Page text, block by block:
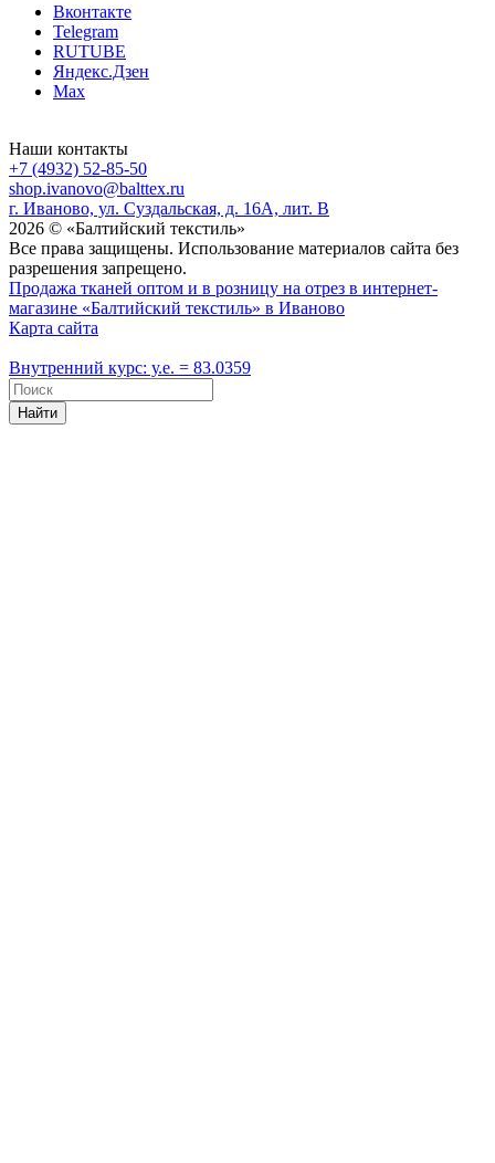
Вконтакте
Telegram
RUTUBE
Яндекс.Дзен
Max
Наши контакты
+7 (4932) 52-85-50
shop.ivanovo@balttex.ru
г. Иваново, ул. Суздальская, д. 16А, лит. В
2026 © «Балтийский текстиль»
Все права защищены. Использование материалов сайта без
разрешения запрещено.
Продажа тканей оптом и в розницу на отрез в интернет-
магазине «Балтийский текстиль» в Иваново
Карта сайта
Внутренний курс: у.е. = 83.0359
Найти